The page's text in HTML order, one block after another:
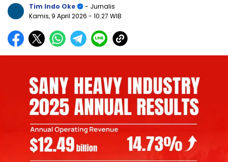
Tim Indo Oke
- Jurnalis
Kamis, 9 April 2026 - 10:27 WIB